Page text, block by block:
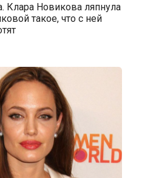
Новикова ляпнула
такое, что с ней